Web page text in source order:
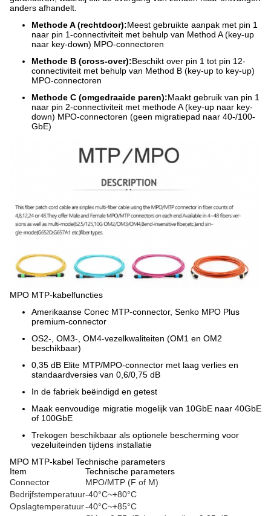
anders afhandelt.
Methode A (rechtdoor):Meest gebruikte aanpak met pin 1
naar pin 1-connectiviteit met behulp van Method A (key-up
naar key-down) MPO-connectoren
Methode B (cross-over):Beschikt over pin 1 tot pin 12-
connectiviteit met behulp van Method B (key-up to key-up)
MPO-connectoren
Methode C (omgedraaide paren):Maakt gebruik van pin 1
naar pin 2-connectiviteit met methode A (key-up naar key-
down) MPO-connectoren (geen migratiepad naar 40-/100-
GbE)
MPO MTP-kabelfuncties
Amerikaanse Conec MTP-connector, Senko MPO Plus
premium-connector
OS2-, OM3-, OM4-vezelkwaliteiten (OM1 en OM2
beschikbaar)
0,35 dB Elite MTP/MPO-connector met laag verlies en
standaardversies van 0,6/0,75 dB
In de fabriek beëindigd en getest
Maak eenvoudige migratie mogelijk van 10GbE naar 40GbE
of 100GbE
Trekogen beschikbaar als optionele bescherming voor
vezeluiteinden tijdens installatie
MPO MTP-kabel Technische parameters
Item
Technische parameters
Connector
MPO/MTP (F of M)
Bedrijfstemperatuur-40°C~+80°C
Opslagtemperatuur-40°C~+85°C